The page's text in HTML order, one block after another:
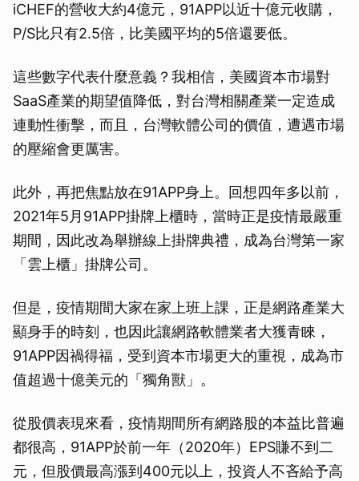
iCHEF的營收大約4億元，91APP以近十億元收購，
P/S比只有2.5倍，比美國平均的5倍還要低。
這些數字代表什麼意義？我相信，美國資本市場對
SaaS產業的期望值降低，對台灣相關產業一定造成
連動性衝擊，而且，台灣軟體公司的價值，遭遇市場
的壓縮會更厲害。
此外，再把焦點放在91APP身上。回想四年多以前，
2021年5月91APP掛牌上櫃時，當時正是疫情最嚴重
期間，因此改為舉辦線上掛牌典禮，成為台灣第一家
「雲上櫃」掛牌公司。
但是，疫情期間大家在家上班上課，正是網路產業大
顯身手的時刻，也因此讓網路軟體業者大獲青睞，
91APP因禍得福，受到資本市場更大的重視，成為市
值超過十億美元的「獨角獸」。
從股價表現來看，疫情期間所有網路股的本益比普遍
都很高，91APP於前一年（2020年）EPS賺不到二
元，但股價最高漲到400元以上，投資人不吝給予高